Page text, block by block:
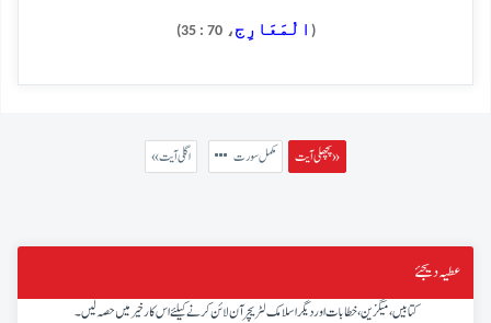
( الْمَعَارِج ، 70 : 35)
پچھلی آیت » مکمل سورت « اگلی آیت
عطیہ دیجئے
کتابیں، میگزین، خطابات اور دیگر اسلامک لٹریچر آن لائن کرنے کیلئے اس کار خیر میں حصہ لیں۔